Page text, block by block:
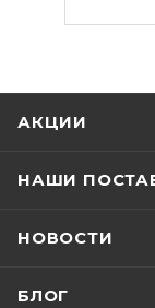
АКЦИИ
НАШИ
НОВОСТИ
БЛОГ